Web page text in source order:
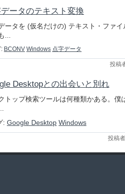
ータのテキスト変換
ータを (仮名だけの) テキスト・ファ
...
BCONV Windows 点字データ
投稿
Desktopとの出会いと別れ
トップ検索ツールは何種類かある。僕
: Google Desktop Windows
投稿